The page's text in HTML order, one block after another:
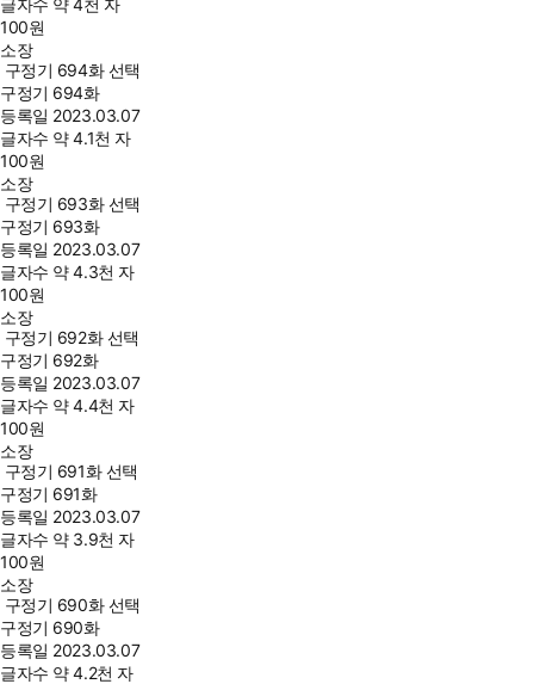
글자수 약 4천 자
100원
소장
구정기 694화 선택
구정기 694화
등록일 2023.03.07
글자수 약 4.1천 자
100원
소장
구정기 693화 선택
구정기 693화
등록일 2023.03.07
글자수 약 4.3천 자
100원
소장
구정기 692화 선택
구정기 692화
등록일 2023.03.07
글자수 약 4.4천 자
100원
소장
구정기 691화 선택
구정기 691화
등록일 2023.03.07
글자수 약 3.9천 자
100원
소장
구정기 690화 선택
구정기 690화
등록일 2023.03.07
글자수 약 4.2천 자